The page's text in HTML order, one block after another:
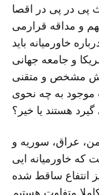
پی در پی در اقصا
و مداقه قرارمی
خاورمیانه باید
و جامعه جهانی
مشخص و متقنی
موجود به چه نحوی
هستند یا خیر؟
عراق، سوریه و
که خاورمیانه ایی
انتفاع ساقط شده